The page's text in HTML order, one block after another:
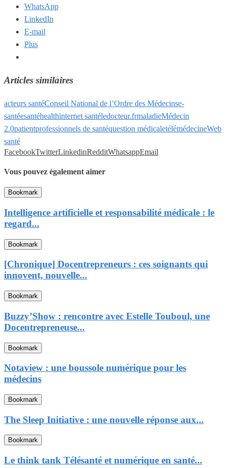
WhatsApp
LinkedIn
E-mail
Plus
Articles similaires
acteurs santéConseil National de l’Ordre des Médecinse-
santéesantéhealthinternet santéledocteur.frmaladieMédecin
2.0patientprofessionnels de santéquestion médicaletélémédecineWeb
santé
FacebookTwitterLinkedinRedditWhatsappEmail
Vous pouvez également aimer
Bookmark
Intelligence artificielle et responsabilité médicale : le
regard...
Bookmark
[Chronique] Docentrepreneurs : ces soignants qui
innovent, nouvelle...
Bookmark
Buzzy’Show : rencontre avec Estelle Touboul, une
Docentrepreneuse...
Bookmark
Notaview : une boussole numérique pour les
médecins
Bookmark
The Sleep Initiative : une nouvelle réponse aux...
Bookmark
Le think tank Télésanté et numérique en santé...